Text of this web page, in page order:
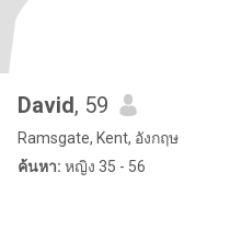
David, 59
Ramsgate, Kent, อังกฤษ
ค้นหา: หญิง 35 - 56